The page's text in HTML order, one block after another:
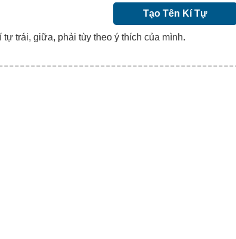
Tạo Tên Kí Tự
trái, giữa, phải tùy theo ý thích của mình.